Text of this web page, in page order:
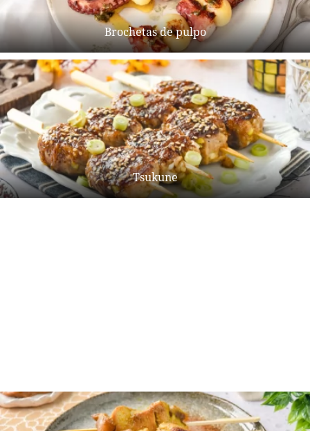
Brochetas de pulpo
Tsukune